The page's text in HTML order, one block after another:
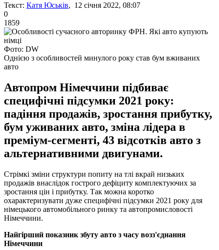
Текст: Катя Юськів, 12 січня 2022, 08:07
0
1859
Фото: DW
Однією з особливостей минулого року став бум вживаних
авто
Автопром Німеччини підбиває
специфічні підсумки 2021 року:
падіння продажів, зростання прибутку,
бум уживаних авто, зміна лідера в
преміум-сегменті, 43 відсотків авто з
альтернативними двигунами.
Стрімкі зміни структури попиту на тлі вкрай низьких
продажів внаслідок гострого дефіциту комплектуючих за
зростання цін і прибутку. Так можна коротко
охарактеризувати дуже специфічні підсумки 2021 року для
німецького автомобільного ринку та автопромисловості
Німеччини.
Найгірший показник збуту авто з часу возз'єднання
Німеччини